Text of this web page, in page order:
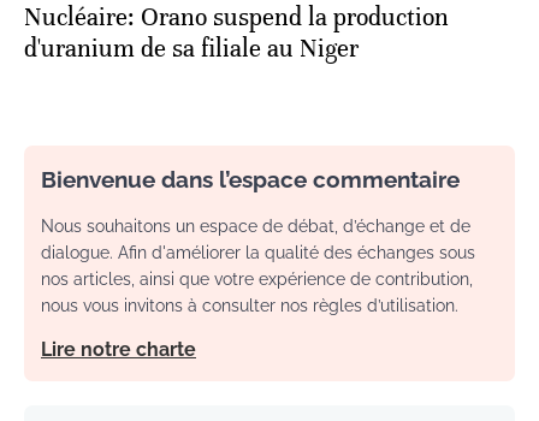
Nucléaire: Orano suspend la production
d'uranium de sa filiale au Niger
Bienvenue dans l’espace commentaire
Nous souhaitons un espace de débat, d’échange et de
dialogue. Afin d'améliorer la qualité des échanges sous
nos articles, ainsi que votre expérience de contribution,
nous vous invitons à consulter nos règles d’utilisation.
Lire notre charte